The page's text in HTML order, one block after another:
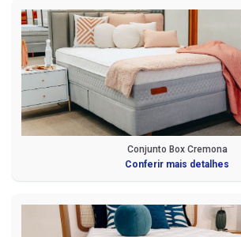
Conjunto Box Cremona
Conferir mais detalhes